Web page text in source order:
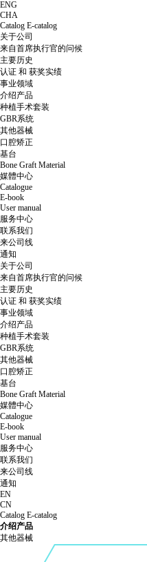
ENG
CHA
Catalog E-catalog
关于公司
来自首席执行官的问候
主要历史
认证 和 获奖实绩
事业领域
介绍产品
种植手术套装
GBR系统
其他器械
口腔矫正
基台
Bone Graft Material
媒體中心
Catalogue
E-book
User manual
服务中心
联系我们
来公司线
通知
关于公司
来自首席执行官的问候
主要历史
认证 和 获奖实绩
事业领域
介绍产品
种植手术套装
GBR系统
其他器械
口腔矫正
基台
Bone Graft Material
媒體中心
Catalogue
E-book
User manual
服务中心
联系我们
来公司线
通知
EN
CN
Catalog E-catalog
介绍产品
其他器械